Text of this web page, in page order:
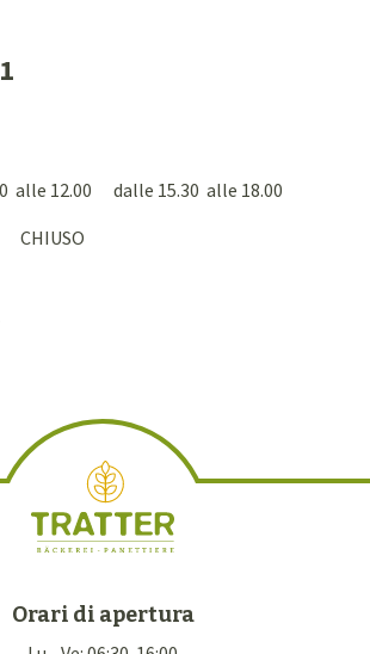
alle 12.00 dalle 15.30 alle 18.00
CHIUSO
Orari di apertura